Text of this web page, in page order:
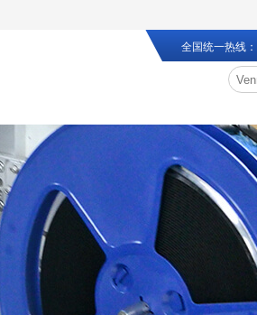
全国统一热线：